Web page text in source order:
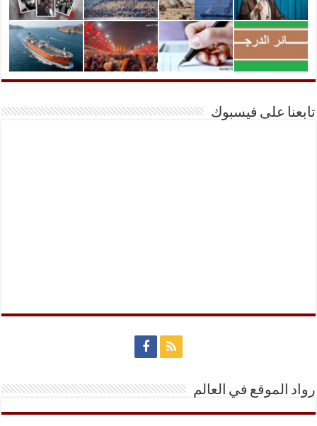
تابعنا على فيسبوك
رواد الموقع في العالم